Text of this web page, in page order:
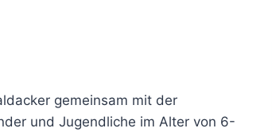
gemeinsam mit der
und Jugendliche im Alter von 6-